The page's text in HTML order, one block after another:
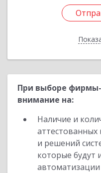
При выборе
внимание на:
Наличие и
аттестованных
и решений
которые будут